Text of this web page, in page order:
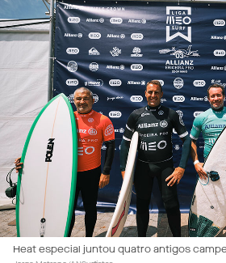
Heat especial juntou quatro antigos